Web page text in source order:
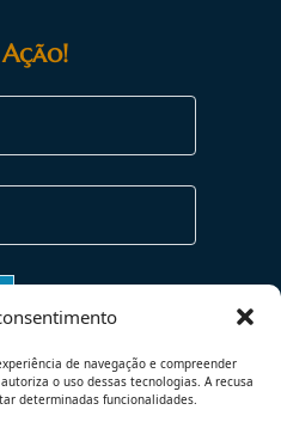
de navegação e compreender
o uso dessas tecnologias. A recusa
determinadas funcionalidades.